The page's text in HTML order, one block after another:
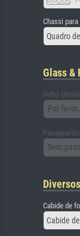
Chassi
Quadro
Glass &
Vidro
Por
Sem
Cabide de
Cabide